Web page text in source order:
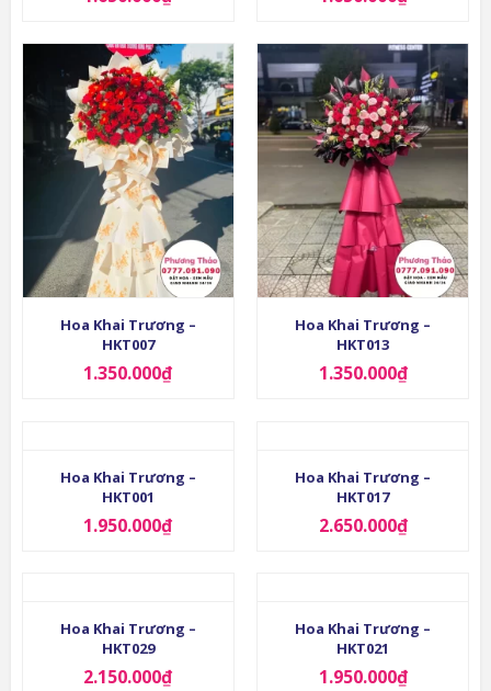
Hoa Khai Trương –
HKT007
1.350.000₫
Hoa Khai Trương –
HKT013
1.350.000₫
Hoa Khai Trương –
HKT001
1.950.000₫
Hoa Khai Trương –
HKT017
2.650.000₫
Hoa Khai Trương –
HKT029
2.150.000₫
Hoa Khai Trương –
HKT021
1.950.000₫